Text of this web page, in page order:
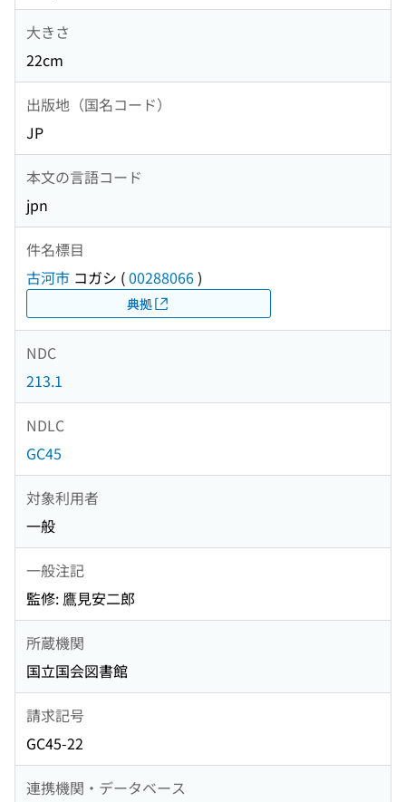
大きさ
22cm
出版地（国名コード）
JP
本文の言語コード
jpn
件名標目
古河市 コガシ (00288066)
典拠
NDC
213.1
NDLC
GC45
対象利用者
一般
一般注記
監修: 鷹見安二郎
所蔵機関
国立国会図書館
請求記号
GC45-22
連携機関・データベース